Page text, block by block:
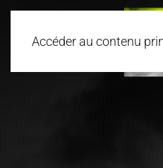
Accéder au contenu